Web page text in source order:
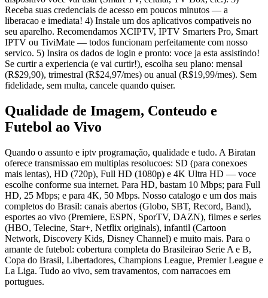
Receba suas credenciais de acesso em poucos minutos — a
liberacao e imediata! 4) Instale um dos aplicativos compativeis no
seu aparelho. Recomendamos XCIPTV, IPTV Smarters Pro, Smart
IPTV ou TiviMate — todos funcionam perfeitamente com nosso
servico. 5) Insira os dados de login e pronto: voce ja esta assistindo!
Se curtir a experiencia (e vai curtir!), escolha seu plano: mensal
(R$29,90), trimestral (R$24,97/mes) ou anual (R$19,99/mes). Sem
fidelidade, sem multa, cancele quando quiser.
Qualidade de Imagem, Conteudo e
Futebol ao Vivo
Quando o assunto e iptv programação, qualidade e tudo. A Biratan
oferece transmissao em multiplas resolucoes: SD (para conexoes
mais lentas), HD (720p), Full HD (1080p) e 4K Ultra HD — voce
escolhe conforme sua internet. Para HD, bastam 10 Mbps; para Full
HD, 25 Mbps; e para 4K, 50 Mbps. Nosso catalogo e um dos mais
completos do Brasil: canais abertos (Globo, SBT, Record, Band),
esportes ao vivo (Premiere, ESPN, SporTV, DAZN), filmes e series
(HBO, Telecine, Star+, Netflix originals), infantil (Cartoon
Network, Discovery Kids, Disney Channel) e muito mais. Para o
amante de futebol: cobertura completa do Brasileirao Serie A e B,
Copa do Brasil, Libertadores, Champions League, Premier League e
La Liga. Tudo ao vivo, sem travamentos, com narracoes em
portugues.